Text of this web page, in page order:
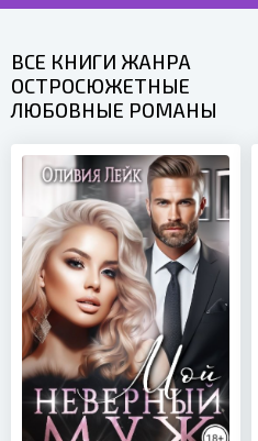
ВСЕ КНИГИ ЖАНРА
ОСТРОСЮЖЕТНЫЕ
ЛЮБОВНЫЕ РОМАНЫ